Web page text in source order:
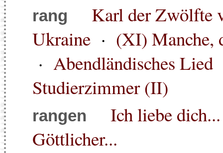
rang
Karl der Zwölfte
Ukraine · (XI) Manche,
· Abendländisches Lied
Studierzimmer (II)
rangen Ich liebe dich...
Göttlicher...